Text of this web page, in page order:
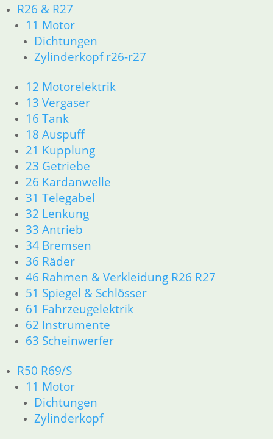
R26 & R27
11 Motor
Dichtungen
Zylinderkopf r26-r27
12 Motorelektrik
13 Vergaser
16 Tank
18 Auspuff
21 Kupplung
23 Getriebe
26 Kardanwelle
31 Telegabel
32 Lenkung
33 Antrieb
34 Bremsen
36 Räder
46 Rahmen & Verkleidung R26 R27
51 Spiegel & Schlösser
61 Fahrzeugelektrik
62 Instrumente
63 Scheinwerfer
R50 R69/S
11 Motor
Dichtungen
Zylinderkopf
zzgl.Versandkosten
In den Warenkorb
Shop
Ersatzteile nach Modell
11 Motor
Dichtungen
32 Lenkung
33 Antrieb
34 Bremsen
46 Rahmen Verkleidung
61 Fahrzeugelektrik
R25 /3
11 Motor R25/3
Dichtungen
Zylinderkopf
12 Motorelektrik
13 Vergaser
16 Tank
18 Auspuff
21 Kupplung
23 Getriebe
31 Telegabel
32 Lenkung
34 Bremsen
36 Räder
46 Rahmen Verkleidung R25/3
51 Spiegel & Schlösser
61 Fahrzeugelektrik